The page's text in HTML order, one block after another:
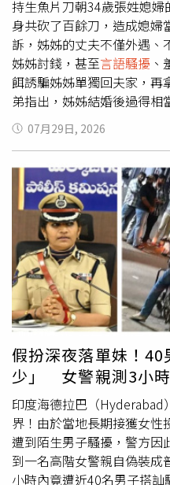
持生魚片刀朝34歲張姓媳
身共砍了百餘刀，造成媳婦
訴，姊姊的丈夫不僅外遇、
姊姊討錢，甚至言語騷擾
餌誘騙姊姊單獨回夫家，再
弟指出，姊姊結婚後過得相
似外遇，長達3、4年不回
姊姊為了獨自撫養4歲女兒
不斷向姊姊討錢。死者弟弟
騷擾 、羞辱，姊姊不堪沉
時間住在娘家，而娘家也
忙不過來時，才會暫時把
某次姊姊深夜返回夫家，
搞，直到最近姊姊鼓起勇
想到卻被公公殘忍殺害。
鐘曾與娘家通電話，表示公
到夫家接人，因此懷疑公公
家，再拿出預先準備好的刀
謀。據了解，張姓女子26日
往中和區興南路二段公寓，
再1樓的樓梯間發生爭執後
片刀朝媳婦狂砍，造成媳
曾一度謊稱是陌生男子行
直到警方調閱監視器，並從
承犯行。
07月29日, 2026
假扮深夜落單妹！40
少」 女警親測3小
印度海德拉巴（Hyderabad
界！由於當地長期接獲女
遭到陌生男子騷擾，警方因
到一名高階女警親自偽裝成
小時內竟遭近40名男子搭